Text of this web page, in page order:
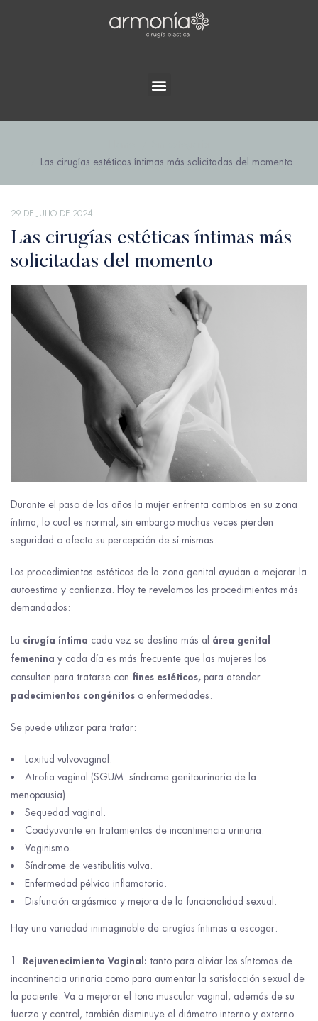
Las cirugías estéticas íntimas más solicitadas del momento
29 DE JULIO DE 2024
Las cirugías estéticas íntimas más
solicitadas del momento
Durante el paso de los años la mujer enfrenta cambios en su zona
íntima, lo cual es normal, sin embargo muchas veces pierden
seguridad o afecta su percepción de sí mismas.
Los procedimientos estéticos de la zona genital ayudan a mejorar la
autoestima y confianza. Hoy te revelamos los procedimientos más
demandados:
La cirugía íntima cada vez se destina más al área genital
femenina y cada día es más frecuente que las mujeres los
consulten para tratarse con fines estéticos, para atender
padecimientos congénitos o enfermedades.
Se puede utilizar para tratar:
Laxitud vulvovaginal.
Atrofia vaginal (SGUM: síndrome genitourinario de la
menopausia).
Sequedad vaginal.
Coadyuvante en tratamientos de incontinencia urinaria.
Vaginismo.
Síndrome de vestibulitis vulva.
Enfermedad pélvica inflamatoria.
Disfunción orgásmica y mejora de la funcionalidad sexual.
Hay una variedad inimaginable de cirugías íntimas a escoger:
Rejuvenecimiento Vaginal: tanto para aliviar los síntomas de
incontinencia urinaria como para aumentar la satisfacción sexual de
la paciente. Va a mejorar el tono muscular vaginal, además de su
fuerza y control, también disminuye el diámetro interno y externo.